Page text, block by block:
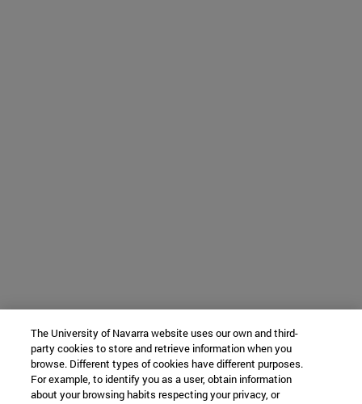
The University of Navarra website uses our own and third-
party cookies to store and retrieve information when you
browse. Different types of cookies have different purposes.
For example, to identify you as a user, obtain information
about your browsing habits respecting your privacy, or